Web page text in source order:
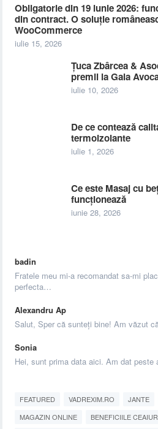
Obligatorie din 19 iunie 2026:
din contract. O soluție
WooCommerce
iulie 15, 2026
Țuca Zbârcea &
premii la Gala
iulie 10, 2026
De ce contează
termoizolante
iulie 1, 2026
Ce este Masaj cu
funcționează
iunie 28, 2026
badin
Fratele meu mi-a recomandat sa-mi
perfecta…
Alexandru Ap
Salut, Sper că sunteți bine! Am văzut
Sonia
Hei, sunt prima data aici. Am dat
FEATURED VADREXIM.RO JANTE
MAGAZIN ONLINE
BENEFICIILE